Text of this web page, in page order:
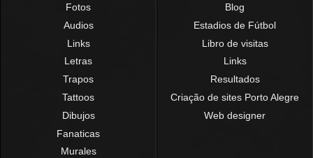
Fotos
Audios
Links
Letras
Trapos
Tattoos
Dibujos
Fanaticas
Murales
Blog
Estadios de Fútbol
Libro de visitas
Links
Resultados
Criação de sites Porto Alegre
Web designer